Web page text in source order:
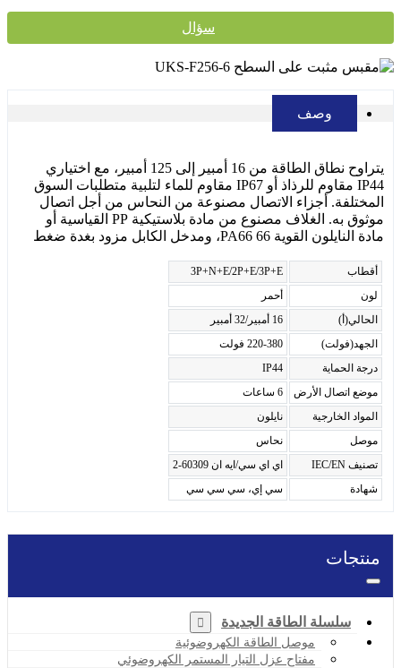
سؤال
وصف
يتراوح نطاق الطاقة من 16 أمبير إلى 125 أمبير، مع اختياري
IP44 مقاوم للرذاذ أو IP67 مقاوم للماء لتلبية متطلبات السوق
المختلفة. أجزاء الاتصال مصنوعة من النحاس من أجل اتصال
موثوق به. الغلاف مصنوع من مادة بلاستيكية PP القياسية أو
مادة النايلون القوية PA66 66، ومدخل الكابل مزود بغدة ضغط
أقطاب
3P+N+E/2P+E/3P+E
لون
أحمر
الحالي(أ)
16 أمبير/32 أمبير
الجهد(فولت)
220-380 فولت
درجة الحماية
IP44
موضع اتصال الأرض
6 ساعات
المواد الخارجية
نايلون
موصل
نحاس
تصنيف IEC/EN
اي اي سي/ايه ان 60309-2
شهادة
سي إي، سي سي سي
منتجات
سلسلة الطاقة الجديدة
موصل الطاقة الكهروضوئية
مفتاح عزل التيار المستمر الكهروضوئي